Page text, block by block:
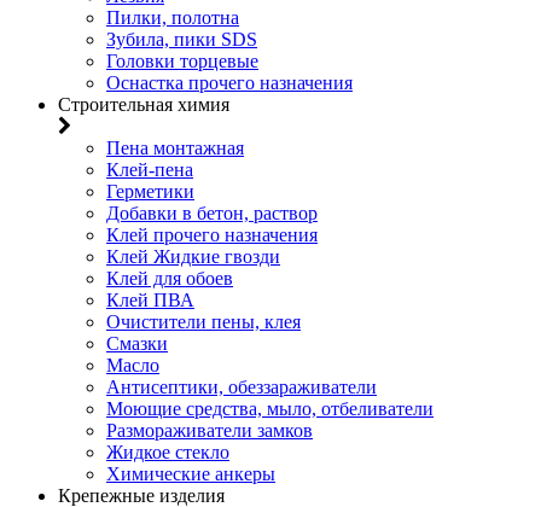
Пилки, полотна
Зубила, пики SDS
Головки торцевые
Оснастка прочего назначения
Строительная химия
Пена монтажная
Клей-пена
Герметики
Добавки в бетон, раствор
Клей прочего назначения
Клей Жидкие гвозди
Клей для обоев
Клей ПВА
Очистители пены, клея
Смазки
Масло
Антисептики, обеззараживатели
Моющие средства, мыло, отбеливатели
Размораживатели замков
Жидкое стекло
Химические анкеры
Крепежные изделия